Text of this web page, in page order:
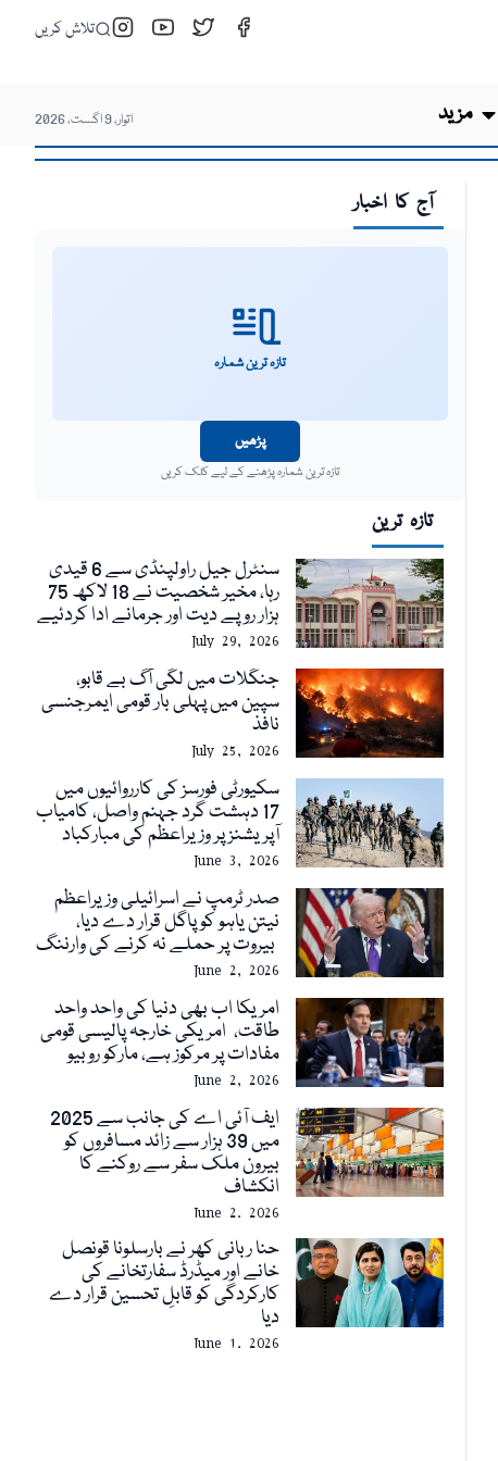
تلاش کریں
مزید اتوار، 9 اگست، 2026
آج کا اخبار
تازہ ترین شمارہ
پڑھیں
تازہ ترین شمارہ پڑھنے کے لیے کلک کریں
تازہ ترین
سنٹرل جیل راولپنڈی سے 6 قیدی
رہا، مخیر شخصیت نے 18 لاکھ 75
ہزار روپے دیت اور جرمانے ادا کردئیے
July 29, 2026
جنگلات میں لگی آگ بے قابو،
سپین میں پہلی بار قومی ایمرجنسی
نافذ
July 25, 2026
سکیورٹی فورسز کی کارروائیوں میں
17 دہشت گرد جہنم واصل، کامیاب
آپریشنز پر وزیراعظم کی مبارکباد
June 3, 2026
صدر ٹرمپ نے اسرائیلی وزیراعظم
نیتن یاہو کو پاگل قرار دے دیا،
بیروت پر حملے نہ کرنے کی وارننگ
June 2, 2026
امریکا اب بھی دنیا کی واحد واحد
طاقت، امریکی خارجہ پالیسی قومی
مفادات پر مرکوز ہے، مارکو روبیو
June 2, 2026
ایف آئی اے کی جانب سے 2025
میں 39 ہزار سے زائد مسافروں کو
بیرون ملک سفر سے روکنے کا
انکشاف
June 2, 2026
حنا ربانی کھر نے بارسلونا قونصل
خانے اور میڈرڈ سفارتخانے کی
کارکردگی کو قابلِ تحسین قرار دے
دیا
June 1, 2026